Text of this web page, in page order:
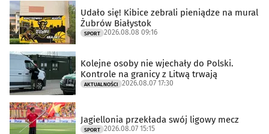
Udało się! Kibice zebrali pieniądze na mural
Żubrów Białystok
SPORT 2026.08.08 09:16
Kolejne osoby nie wjechały do Polski.
Kontrole na granicy z Litwą trwają
AKTUALNOŚCI 2026.08.07 17:30
Jagiellonia przekłada swój ligowy mecz
SPORT 2026.08.07 15:15